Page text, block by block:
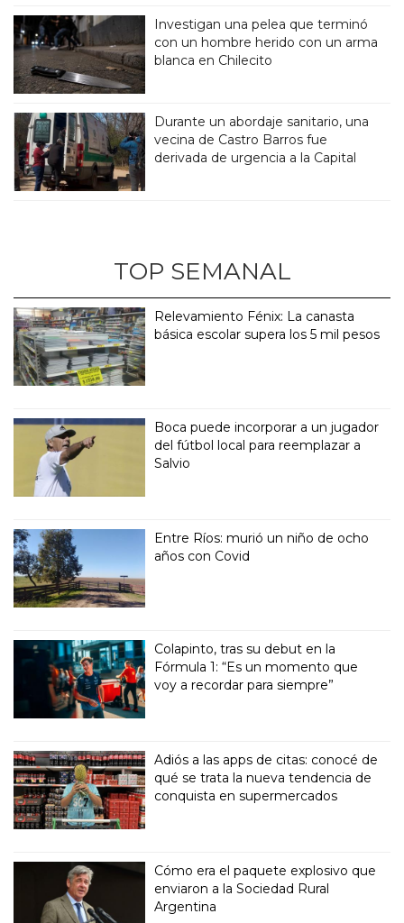
Investigan una pelea que terminó
con un hombre herido con un arma
blanca en Chilecito
Durante un abordaje sanitario, una
vecina de Castro Barros fue
derivada de urgencia a la Capital
TOP SEMANAL
Relevamiento Fénix: La canasta
básica escolar supera los 5 mil pesos
Boca puede incorporar a un jugador
del fútbol local para reemplazar a
Salvio
Entre Ríos: murió un niño de ocho
años con Covid
Colapinto, tras su debut en la
Fórmula 1: “Es un momento que
voy a recordar para siempre”
Adiós a las apps de citas: conocé de
qué se trata la nueva tendencia de
conquista en supermercados
Cómo era el paquete explosivo que
enviaron a la Sociedad Rural
Argentina